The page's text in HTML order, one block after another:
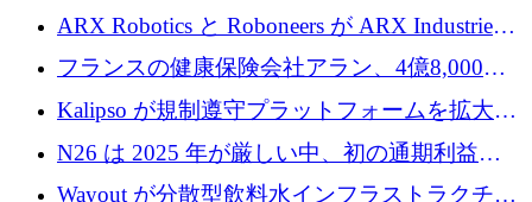
導スタートアップ支援で初のファンド獲得に
ARX Robotics と Roboneers が ARX Industries
を設立し、無人地上車両の生産を拡大
フランスの健康保険会社アラン、4億8,000万
ユーロの資金調達ラウンドで合意
Kalipso が規制遵守プラットフォームを拡大す
るために 320 万ドルを調達
N26 は 2025 年が厳しい中、初の通期利益を
達成
Wayout が分散型飲料水インフラストラクチャ